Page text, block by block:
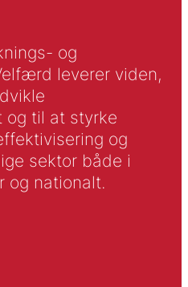
og
leverer viden,
til at styrke
og
sektor både i
og nationalt.